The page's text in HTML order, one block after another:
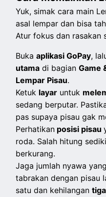
Yuk, simak cara main
asal lempar dan bisa
Atur fokus dan rasakan
Bukaaplikasi GoPay,
utama di bagianGame
Lempar Pisau.
Ketuk layar untuk
sedang berputar.
pas supaya pisau gak
Perhatikan posisi pisau
roda. Salah hitung
berkurang.
Jaga jumlah nyawa
tabrakan dengan pisau
satu dan kehilangan